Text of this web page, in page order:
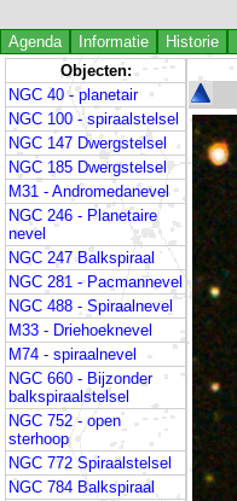
Agenda Informatie Historie
Objecten:
NGC 40 - planetair
NGC 100 - spiraalstelsel
NGC 147 Dwergstelsel
NGC 185 Dwergstelsel
M31 - Andromedanevel
NGC 246 - Planetaire
nevel
NGC 247 Balkspiraal
NGC 281 - Pacmannevel
NGC 488 - Spiraalnevel
M33 - Driehoeknevel
M74 - spiraalnevel
NGC 660 - Bijzonder
balkspiraalstelsel
NGC 752 - open
sterhoop
NGC 772 Spiraalstelsel
NGC 784 Balkspiraal